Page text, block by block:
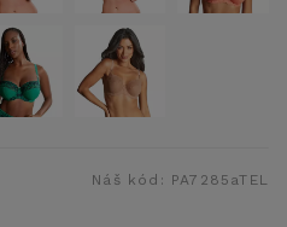
Náš kód: PA7285aTEL